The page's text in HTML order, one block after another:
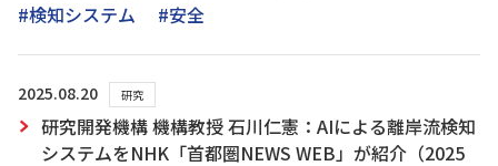
#検知システム
#安全
2025.08.20 研究
研究開発機構 機構教授 石川仁憲：AIによる離岸流検知
システムをNHK「首都圏NEWS WEB」が紹介（2025